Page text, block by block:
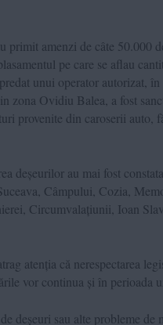
primit amenzi de câte 50.000
pe care se aflau
unui operator autorizat,
zona Ovidiu Balea, a fost
provenite din caroserii auto,
deșeurilor au mai fost
Câmpului, Cozia,
Circumvalațiunii, Ioan
atenția că nerespectarea
vor continua și în perioada
deșeuri sau alte probleme de